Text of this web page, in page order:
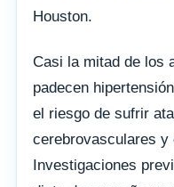
Houston.
Casi la mitad de los
padecen
el riesgo de sufrir
cerebrovasculares y
Investigaciones